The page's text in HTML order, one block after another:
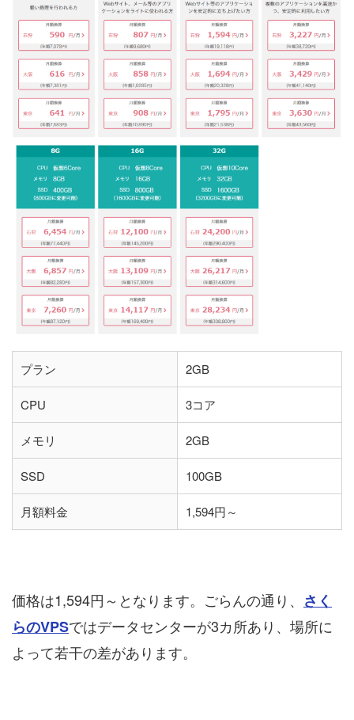
プラン 2GB
CPU 3コア
メモリ 2GB
SSD 100GB
月額料金 1,594円～
価格は1,594円～となります。ごらんの通り、 さく
らのVPSではデータセンターが3カ所あり、場所に
よって若干の差があります。